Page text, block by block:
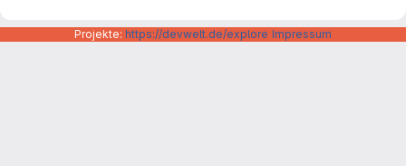
Projekte: https://devwelt.de/explore Impressum